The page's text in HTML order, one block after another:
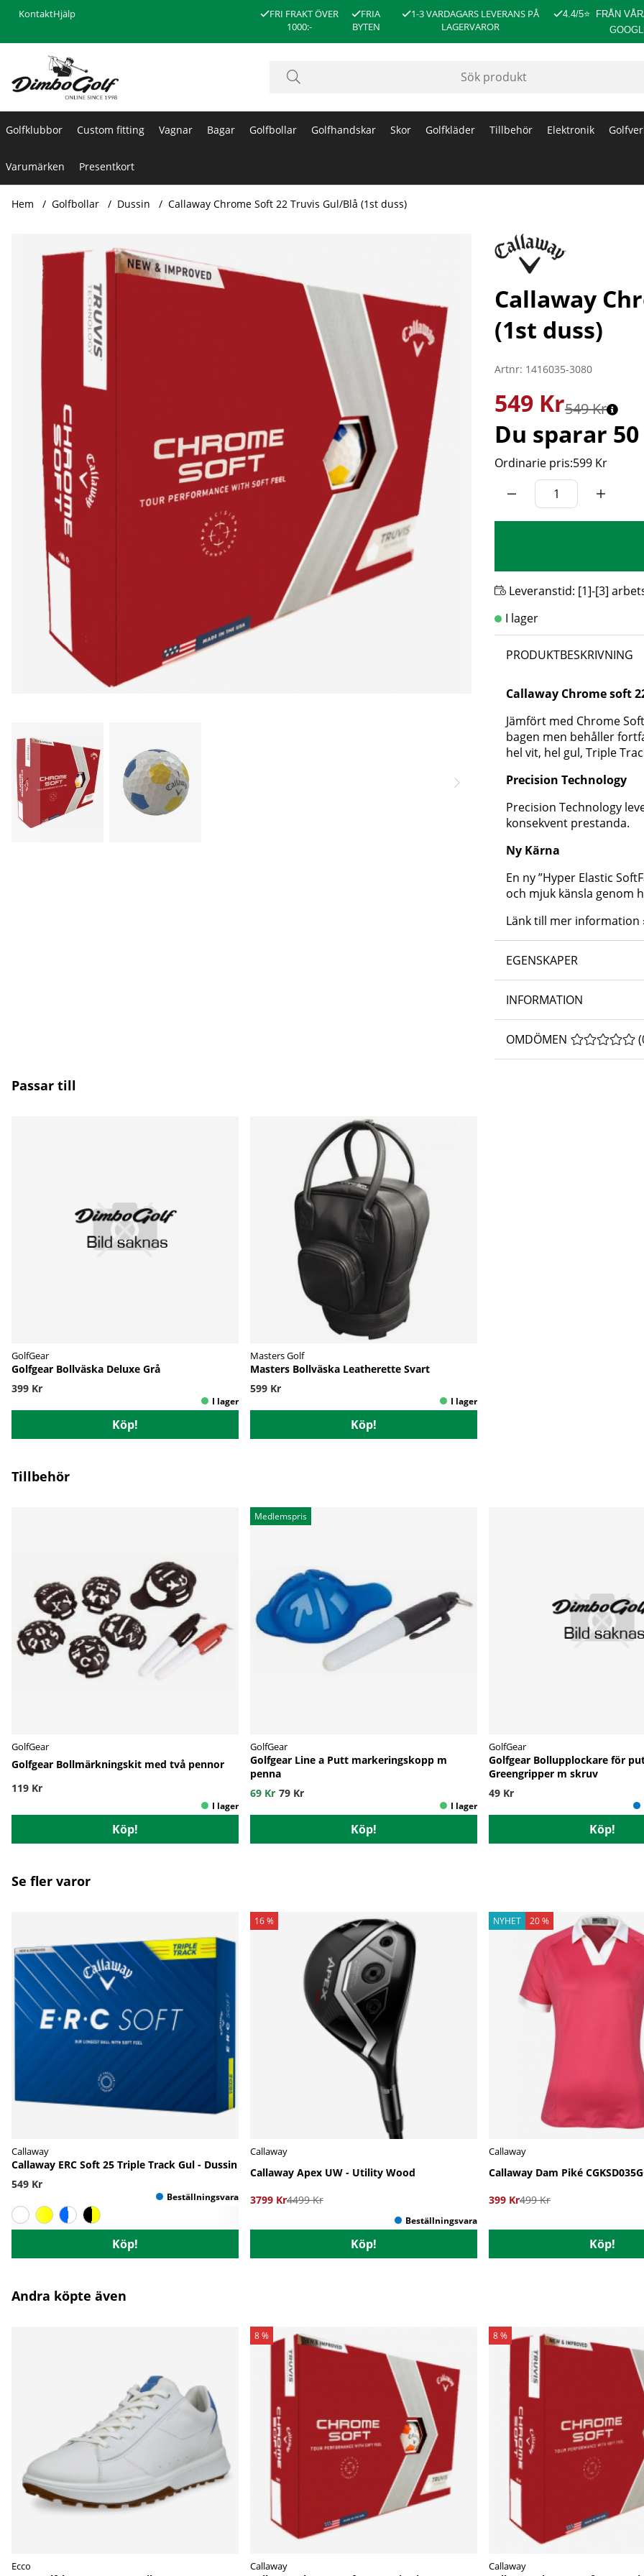
KontaktHjälp
FRI FRAKT ÖVER
1000:-
FRIA
BYTEN
1-3 VARDAGARS LEVERANS PÅ
LAGERVAROR
4.4/5⭐
FRÅN
Golfklubbor Custom fitting Vagnar Bagar Golfbollar Golfhandskar Skor Golfkläder Tillbehör Elektronik
Varumärken Presentkort
Hem Golfbollar Dussin Callaway Chrome Soft 22 Truvis Gul/Blå (1st duss)
Callaway
(1st duss)
Artnr: 1416035-3080
549 Kr549 Kr
Du sparar
Ordinarie pris:599 Kr
Leveranstid: [1]-[3]
PRODUKTBESKRIVNING
Callaway Chrome soft
Jämfört med Chrome
bagen men behåller
hel vit, hel gul, Triple
Precision Technology
Precision Technology
konsekvent prestanda.
Ny Kärna
En ny ”Hyper Elastic
och mjuk känsla genom
Länk till mer information
EGENSKAPER
INFORMATION
OMDÖMEN (
Passar till
GolfGear
Golfgear Bollväska Deluxe Grå
399 Kr
Köp!
Masters Golf
Masters Bollväska Leatherette Svart
599 Kr
Köp!
Tillbehör
GolfGear
Golfgear Bollmärkningskit med två pennor
119 Kr
Köp!
Medlemspris
GolfGear
Golfgear Line a Putt markeringskopp m
penna
69 Kr 79 Kr
Köp!
GolfGear
Golfgear Bollupplockare för
Greengripper m skruv
49 Kr
Köp!
Se fler varor
Callaway
Callaway ERC Soft 25 Triple Track Gul - Dussin
549 Kr
Köp!
16 %
Callaway
Callaway Apex UW - Utility Wood
3799 Kr4499 Kr
Köp!
NYHET 20 %
Callaway
Callaway Dam Piké
399 Kr499 Kr
Köp!
Andra köpte även
Ecco
8 %
Callaway
8 %
Callaway